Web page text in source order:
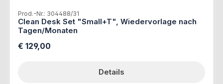
Prod.-Nr.: 304488/31
Clean Desk Set "Small+T", Wiedervorlage nach
Tagen/Monaten
Regulärer Preis:
€ 129,00
Details